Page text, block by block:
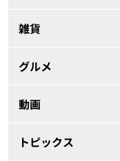
雑貨
グルメ
動画
トピックス